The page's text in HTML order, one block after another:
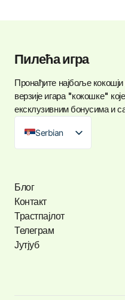
Пилећа игра
Пронађите најбоље
верзије игара "кокошке"
ексклузивним бонусима и
Serbian
Блог
Контакт
Трастпајлот
Телеграм
Јутјуб